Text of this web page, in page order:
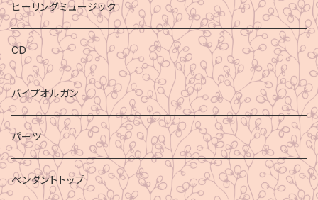
ヒーリングミュージック
CD
パイプオルガン
パーツ
ペンダントトップ